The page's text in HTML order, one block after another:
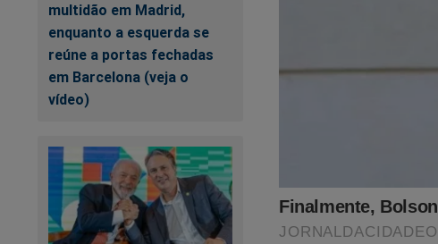
multidão em Madrid,
enquanto a esquerda se
reúne a portas fechadas
em Barcelona (veja o
vídeo)
Econômico, e da própria
O que dizer de um
altura? Merece ser
E as tais Forças
fazer nada de
asseguraria o direito e
Soberano do Povo (CF,
trágica situação política